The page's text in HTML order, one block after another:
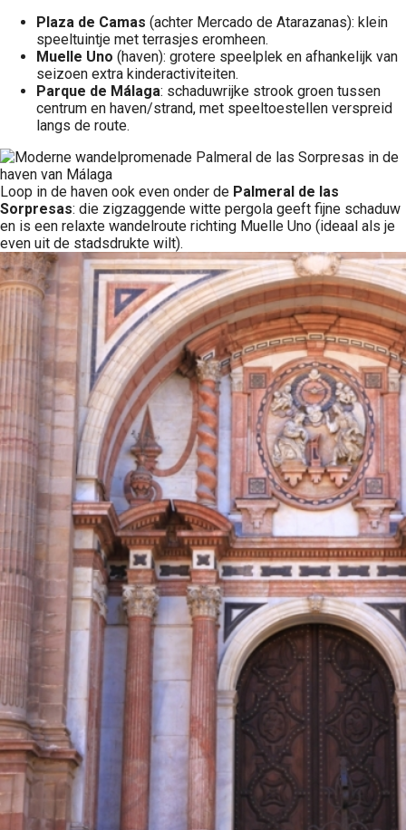
Plaza de Camas (achter Mercado de Atarazanas): klein
speeltuintje met terrasjes eromheen.
Muelle Uno (haven): grotere speelplek en afhankelijk van
seizoen extra kinderactiviteiten.
Parque de Málaga: schaduwrijke strook groen tussen
centrum en haven/strand, met speeltoestellen verspreid
langs de route.
Loop in de haven ook even onder de Palmeral de las
Sorpresas: die zigzaggende witte pergola geeft fijne schaduw
en is een relaxte wandelroute richting Muelle Uno (ideaal als je
even uit de stadsdrukte wilt).